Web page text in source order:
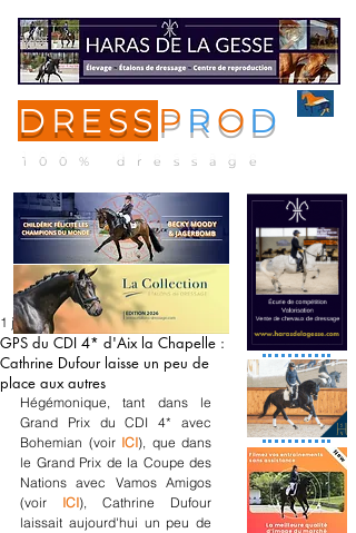
DRESS P R O D
100% dressage
GPS du CDI 4* d'Aix la Chapelle :
Cathrine Dufour laisse un peu de
place aux autres
1 juil. 2022
Hégémonique, tant dans le
Grand Prix du CDI 4* avec
Bohemian (voir ICI), que dans
le Grand Prix de la Coupe des
Nations avec Vamos Amigos
(voir ICI), Cathrine Dufour
laissait aujourd'hui un peu de